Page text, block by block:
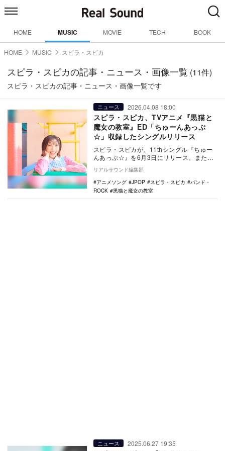
HOME MUSIC MOVIE TECH BOOK
HOME MUSIC スピラ・スピカ
スピラ・スピカの記事・ニュース・画像一覧 (11件)
スピラ・スピカの記事・ニュース・画像一覧です
ニュース 2026.04.08 18:00
スピラ・スピカ、TVアニメ『黒猫と
魔女の教室』ED「ちゅーんあっぷ
☆」収録したシングルリリース
スピラ・スピカが、11thシングル『ちゅー
んあっぷ☆』を6月3日にリリース。また。
CDジャケット写真や収録内容も公開となっ
た。 …
リアルサウンド編集部
アニメソング
JPOP スピラ・スピカ
バンド・
ROCK
黒猫と魔女の教室
ニュース 2025.06.27 19:35